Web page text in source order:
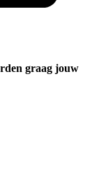
graag jouw